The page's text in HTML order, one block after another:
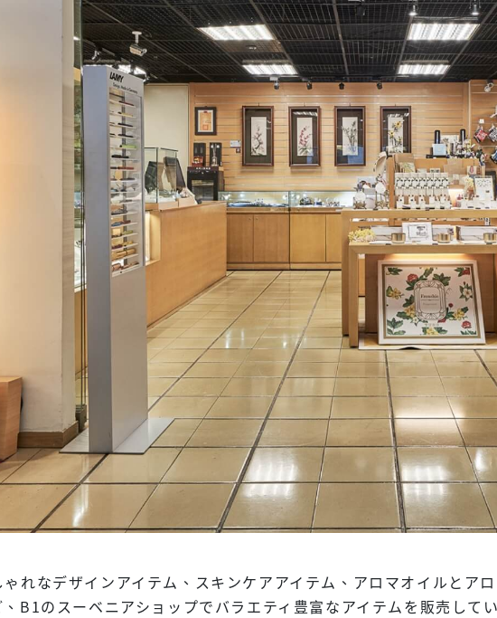
れなデザインアイテム、スキンケアアイテム、アロマオイルとア
B1のスーベニアショップでバラエティ豊富なアイテムを販売して